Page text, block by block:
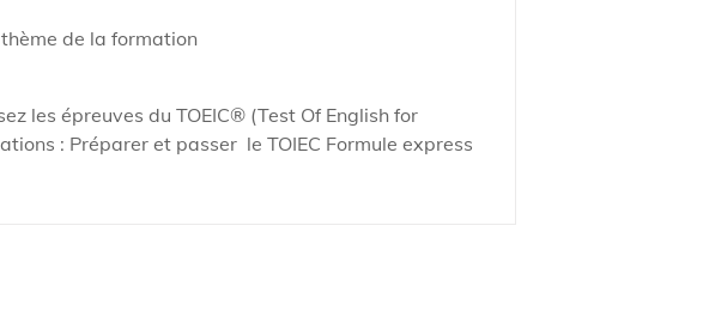
de la formation
les épreuves du TOEIC® (Test Of English for
: Préparer et passer le TOIEC Formule express